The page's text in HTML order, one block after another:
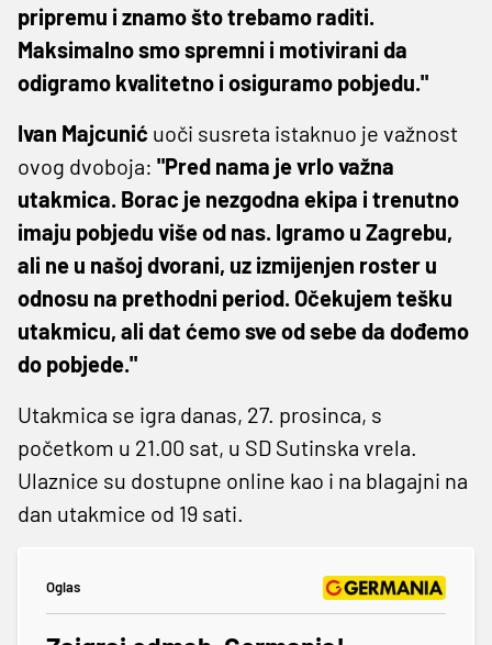
pripremu i znamo što trebamo raditi.
Maksimalno smo spremni i motivirani da
odigramo kvalitetno i osiguramo pobjedu."
Ivan Majcunić uoči susreta istaknuo je važnost
ovog dvoboja: "Pred nama je vrlo važna
utakmica. Borac je nezgodna ekipa i trenutno
imaju pobjedu više od nas. Igramo u Zagrebu,
ali ne u našoj dvorani, uz izmijenjen roster u
odnosu na prethodni period. Očekujem tešku
utakmicu, ali dat ćemo sve od sebe da dođemo
do pobjede."
Utakmica se igra danas, 27. prosinca, s
početkom u 21.00 sat, u SD Sutinska vrela.
Ulaznice su dostupne online kao i na blagajni na
dan utakmice od 19 sati.
Oglas